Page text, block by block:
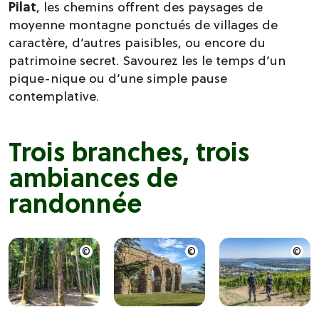
Pilat, les chemins offrent des paysages de
moyenne montagne ponctués de villages de
caractère, d’autres paisibles, ou encore du
patrimoine secret. Savourez les le temps d’un
pique-nique ou d’une simple pause
contemplative.
Trois branches, trois
ambiances de
randonnée
Randonneurs
pédestres dans
le vignoble de
Condrieu